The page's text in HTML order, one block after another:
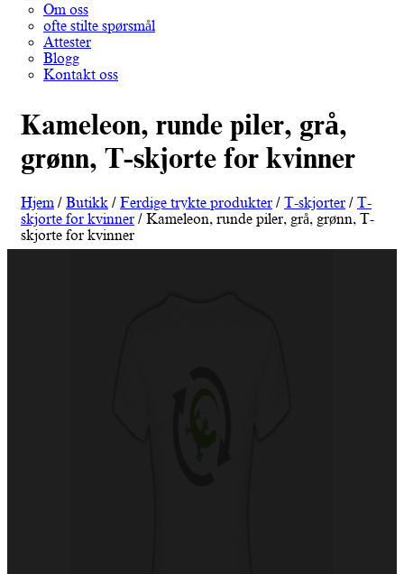
Om oss
ofte stilte spørsmål
Attester
Blogg
Kontakt oss
Kameleon, runde piler, grå,
grønn, T-skjorte for kvinner
Hjem / Butikk / Ferdige trykte produkter / T-skjorter / T-
skjorte for kvinner / Kameleon, runde piler, grå, grønn, T-
skjorte for kvinner